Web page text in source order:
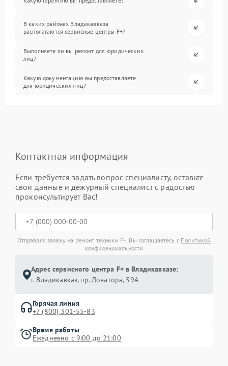
В каких районах Владикавказа
располагаются сервисные центры F+?
Выполняете ли вы ремонт для юридических
лиц?
Какую документацию вы предоставляете
для юридических лиц?
Контактная информация
Если требуется задать вопрос специалисту, оставьте
свои данные и дежурный специалист с радостью
проконсультирует Вас!
Отправляя заявку на ремонт техники F+, Вы соглашаетесь с Политикой
конфиденциальности
Адрес сервисного центра F+ в Владикавказе:
г. Владикавказ, пр. Доватора, 59А
Горячая линия
+7 (800) 301-55-83
Время работы
Ежедневно с 9:00 до 21:00